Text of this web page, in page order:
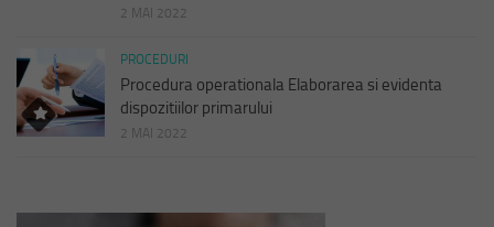
2 MAI 2022
PROCEDURI
Procedura operationala Elaborarea si evidenta
dispozitiilor primarului
2 MAI 2022